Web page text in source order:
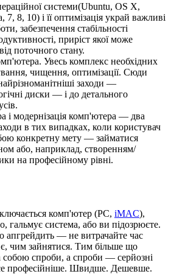
системи(Ubuntu, OS X,
8, 10) і її оптимізація украй важливі
забезпечення стабільності
приріст якої може
поточного стану.
Увесь комплекс необхідних
чищення, оптимізації. Сюди
заходи —
диски — і до детального
і модернізація комп'ютера — два
в тих випадках, коли користувач
конкретну мету — займатися
або, наприклад, створенням/
на професійному рівні.
комп'ютер (PC, iMAC),
гальмує система, або ви підозрюєте.
апгрейдить — не витрачайте час
чим зайнятися. Тим більше що
собою спроби, а спроби — серйозні
професійніше. Швидше. Дешевше.